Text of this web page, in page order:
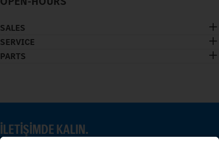
SALES
SERVICE
PARTS
İLETIŞIMDE KALIN.
Dijital kanallarımızda Mercedes-Benz Trucks'ı keşfedin.